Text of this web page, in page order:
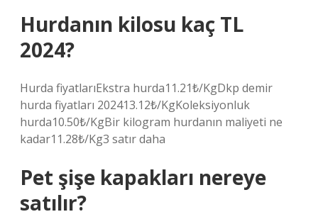
Hurdanın kilosu kaç TL
2024?
Hurda fiyatlarıEkstra hurda11.21₺/KgDkp demir
hurda fiyatları 202413.12₺/KgKoleksiyonluk
hurda10.50₺/KgBir kilogram hurdanın maliyeti ne
kadar11.28₺/Kg3 satır daha
Pet şişe kapakları nereye
satılır?